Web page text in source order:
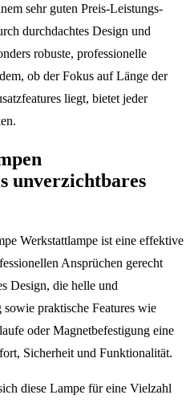
sehr guten Preis-Leistungs-
durchdachtes Design und
robuste, professionelle
ob der Fokus auf Länge der
liegt, bietet jeder
unverzichtbares
Werkstattlampe ist eine effektive
Ansprüchen gerecht
Design, die helle und
praktische Features wie
oder Magnetbefestigung eine
Sicherheit und Funktionalität.
diese Lampe für eine Vielzahl